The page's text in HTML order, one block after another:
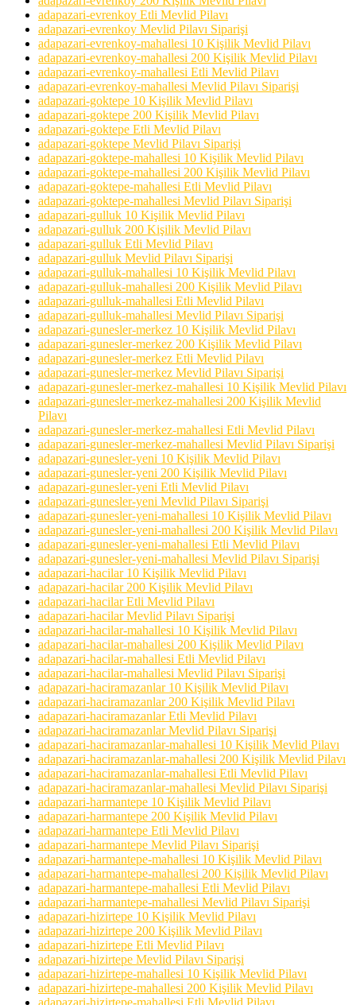
adapazari-evrenkoy Etli Mevlid Pilavı
adapazari-evrenkoy Mevlid Pilavı Siparişi
adapazari-evrenkoy-mahallesi 10 Kişilik Mevlid Pilavı
adapazari-evrenkoy-mahallesi 200 Kişilik Mevlid Pilavı
adapazari-evrenkoy-mahallesi Etli Mevlid Pilavı
adapazari-evrenkoy-mahallesi Mevlid Pilavı Siparişi
adapazari-goktepe 10 Kişilik Mevlid Pilavı
adapazari-goktepe 200 Kişilik Mevlid Pilavı
adapazari-goktepe Etli Mevlid Pilavı
adapazari-goktepe Mevlid Pilavı Siparişi
adapazari-goktepe-mahallesi 10 Kişilik Mevlid Pilavı
adapazari-goktepe-mahallesi 200 Kişilik Mevlid Pilavı
adapazari-goktepe-mahallesi Etli Mevlid Pilavı
adapazari-goktepe-mahallesi Mevlid Pilavı Siparişi
adapazari-gulluk 10 Kişilik Mevlid Pilavı
adapazari-gulluk 200 Kişilik Mevlid Pilavı
adapazari-gulluk Etli Mevlid Pilavı
adapazari-gulluk Mevlid Pilavı Siparişi
adapazari-gulluk-mahallesi 10 Kişilik Mevlid Pilavı
adapazari-gulluk-mahallesi 200 Kişilik Mevlid Pilavı
adapazari-gulluk-mahallesi Etli Mevlid Pilavı
adapazari-gulluk-mahallesi Mevlid Pilavı Siparişi
adapazari-gunesler-merkez 10 Kişilik Mevlid Pilavı
adapazari-gunesler-merkez 200 Kişilik Mevlid Pilavı
adapazari-gunesler-merkez Etli Mevlid Pilavı
adapazari-gunesler-merkez Mevlid Pilavı Siparişi
adapazari-gunesler-merkez-mahallesi 10 Kişilik Mevlid Pilavı
adapazari-gunesler-merkez-mahallesi 200 Kişilik Mevlid
Pilavı
adapazari-gunesler-merkez-mahallesi Etli Mevlid Pilavı
adapazari-gunesler-merkez-mahallesi Mevlid Pilavı Siparişi
adapazari-gunesler-yeni 10 Kişilik Mevlid Pilavı
adapazari-gunesler-yeni 200 Kişilik Mevlid Pilavı
adapazari-gunesler-yeni Etli Mevlid Pilavı
adapazari-gunesler-yeni Mevlid Pilavı Siparişi
adapazari-gunesler-yeni-mahallesi 10 Kişilik Mevlid Pilavı
adapazari-gunesler-yeni-mahallesi 200 Kişilik Mevlid Pilavı
adapazari-gunesler-yeni-mahallesi Etli Mevlid Pilavı
adapazari-gunesler-yeni-mahallesi Mevlid Pilavı Siparişi
adapazari-hacilar 10 Kişilik Mevlid Pilavı
adapazari-hacilar 200 Kişilik Mevlid Pilavı
adapazari-hacilar Etli Mevlid Pilavı
adapazari-hacilar Mevlid Pilavı Siparişi
adapazari-hacilar-mahallesi 10 Kişilik Mevlid Pilavı
adapazari-hacilar-mahallesi 200 Kişilik Mevlid Pilavı
adapazari-hacilar-mahallesi Etli Mevlid Pilavı
adapazari-hacilar-mahallesi Mevlid Pilavı Siparişi
adapazari-haciramazanlar 10 Kişilik Mevlid Pilavı
adapazari-haciramazanlar 200 Kişilik Mevlid Pilavı
adapazari-haciramazanlar Etli Mevlid Pilavı
adapazari-haciramazanlar Mevlid Pilavı Siparişi
adapazari-haciramazanlar-mahallesi 10 Kişilik Mevlid Pilavı
adapazari-haciramazanlar-mahallesi 200 Kişilik Mevlid Pilavı
adapazari-haciramazanlar-mahallesi Etli Mevlid Pilavı
adapazari-haciramazanlar-mahallesi Mevlid Pilavı Siparişi
adapazari-harmantepe 10 Kişilik Mevlid Pilavı
adapazari-harmantepe 200 Kişilik Mevlid Pilavı
adapazari-harmantepe Etli Mevlid Pilavı
adapazari-harmantepe Mevlid Pilavı Siparişi
adapazari-harmantepe-mahallesi 10 Kişilik Mevlid Pilavı
adapazari-harmantepe-mahallesi 200 Kişilik Mevlid Pilavı
adapazari-harmantepe-mahallesi Etli Mevlid Pilavı
adapazari-harmantepe-mahallesi Mevlid Pilavı Siparişi
adapazari-hizirtepe 10 Kişilik Mevlid Pilavı
adapazari-hizirtepe 200 Kişilik Mevlid Pilavı
adapazari-hizirtepe Etli Mevlid Pilavı
adapazari-hizirtepe Mevlid Pilavı Siparişi
adapazari-hizirtepe-mahallesi 10 Kişilik Mevlid Pilavı
adapazari-hizirtepe-mahallesi 200 Kişilik Mevlid Pilavı